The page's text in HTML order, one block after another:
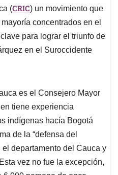
(CRIC) un movimiento que
concentrados en el
para lograr el triunfo de
en el Suroccidente
es el Consejero Mayor
tiene experiencia
indígenas hacía Bogotá
de la “defensa del
departamento del Cauca y
vez no fue la excepción,